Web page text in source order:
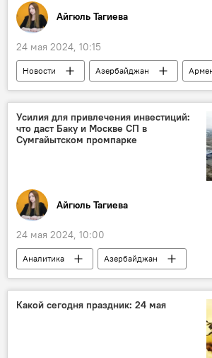
Айгюль Тагиева
24 мая 2024, 10:15
Новости Азербайджан
государственная граница
Газахский район АР
Усилия для привлечения инвестиций:
что даст Баку и Москве СП в
Сумгайытском промпарке
Айгюль Тагиева
24 мая 2024, 10:00
Аналитика
Азербайджан
Сумгайытский промышленный парк
Татарстан
Инвестиции
Какой сегодня праздник: 24 мая